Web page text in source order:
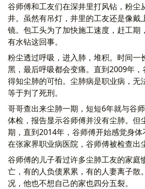
谷师傅和工友们在深井里打风钻，粉尘
井。虽然有吊灯，井里的工友还是像戴
镜。包工头为了加快施工速度，赶工期
有水钻这回事。
粉尘透过呼吸，进入肺，堆积。时间一
黑，最后呼吸都会变痛。直到2009年
得知尘肺的可怕。尘肺病是职业病，无
等于判了死刑。
哥哥查出来尘肺一期，短短6年就与谷
体检，报告显示谷师傅并没有尘肺。但
期，直到2014年，谷师傅开始感觉身体
在张家界职业病医院，谷师傅被检查出
谷师傅的儿子看过许多尘肺工友的家庭
亡，有的人负债累累，有的人妻离子散
况，他也不想自己的家也四分五裂。